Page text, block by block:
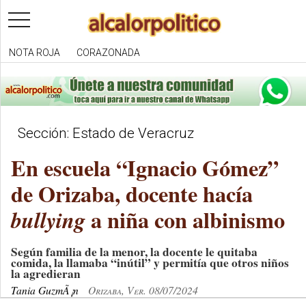
toggle
navigation
NOTA ROJA CORAZONADA
Sección: Estado de Veracruz
En escuela “Ignacio Gómez”
de Orizaba, docente hacía
bullyinga niña con albinismo
Según familia de la menor, la docente le quitaba
comida, la llamaba “inútil” y permitía que otros niños
la agredieran
Tania GuzmÃ¡n Orizaba, Ver. 08/07/2024